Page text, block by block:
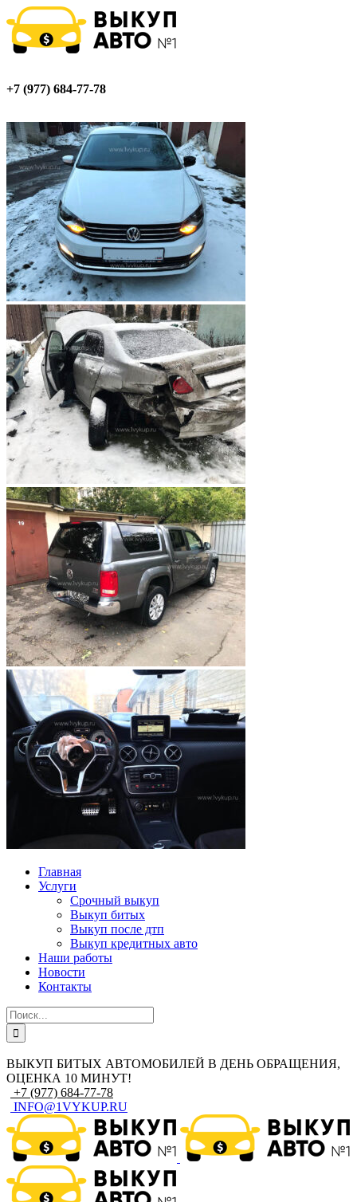
+7 (977) 684-77-78
Главная
Услуги
Срочный выкуп
Выкуп битых
Выкуп после дтп
Выкуп кредитных авто
Наши работы
Новости
Контакты
ВЫКУП БИТЫХ АВТОМОБИЛЕЙ В ДЕНЬ ОБРАЩЕНИЯ,
ОЦЕНКА 10 МИНУТ!
+7 (977) 684-77-78
INFO@1VYKUP.RU